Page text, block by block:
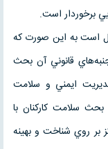
برخوردار است.
است به اين صورت كه
قانوني آن بحث
ايمني و سلامت
سلامت كاركنان با
بر روي شناخت و بهينه